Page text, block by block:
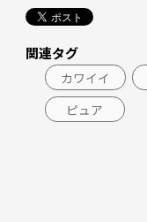
関連タグ
カワイイ
ピュア